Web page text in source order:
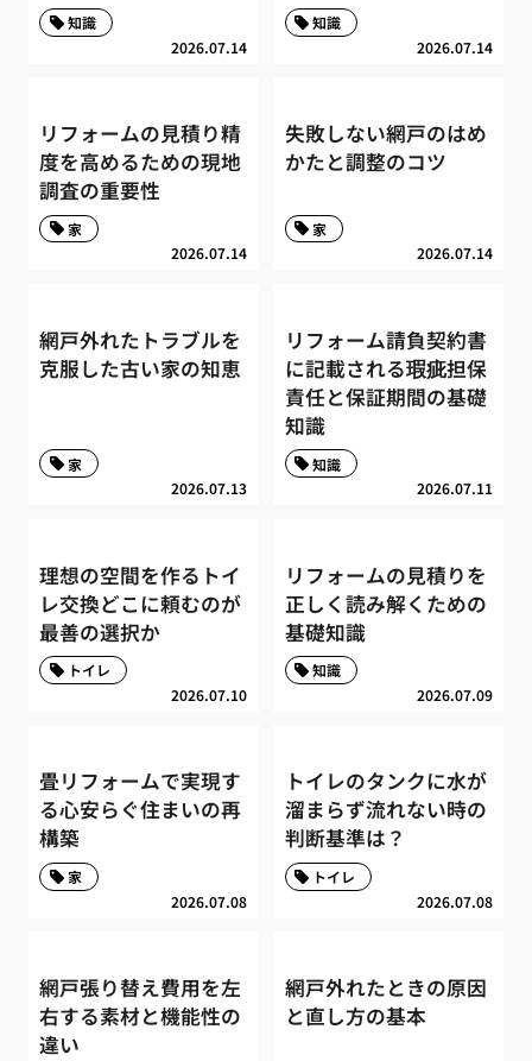
2026.07.14
知識
2026.07.14
知識
リフォームの見積り精
度を高めるための現地
調査の重要性
2026.07.14
家
失敗しない網戸のはめ
かたと調整のコツ
2026.07.14
家
網戸外れたトラブルを
克服した古い家の知恵
2026.07.13
家
リフォーム請負契約書
に記載される瑕疵担保
責任と保証期間の基礎
知識
2026.07.11
知識
理想の空間を作るトイ
レ交換どこに頼むのが
最善の選択か
2026.07.10
トイレ
リフォームの見積りを
正しく読み解くための
基礎知識
2026.07.09
知識
畳リフォームで実現す
る心安らぐ住まいの再
構築
2026.07.08
家
トイレのタンクに水が
溜まらず流れない時の
判断基準は？
2026.07.08
トイレ
網戸張り替え費用を左
右する素材と機能性の
違い
網戸外れたときの原因
と直し方の基本